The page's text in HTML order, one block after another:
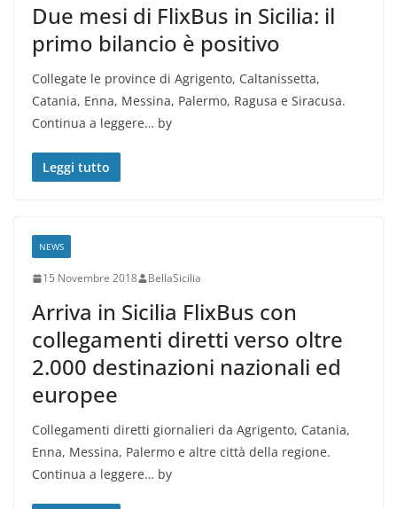
Due mesi di FlixBus in Sicilia: il
primo bilancio è positivo
Collegate le province di Agrigento, Caltanissetta,
Catania, Enna, Messina, Palermo, Ragusa e Siracusa.
Continua a leggere… by
Leggi tutto
NEWS
15 Novembre 2018 BellaSicilia
Arriva in Sicilia FlixBus con
collegamenti diretti verso oltre
2.000 destinazioni nazionali ed
europee
Collegamenti diretti giornalieri da Agrigento, Catania,
Enna, Messina, Palermo e altre città della regione.
Continua a leggere… by